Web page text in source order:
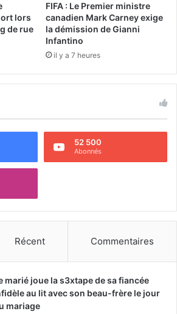
lors
de rue
FIFA : Le Premier ministre
canadien Mark Carney exige
la démission de Gianni
Infantino
il y a 7 heures
52 500
Abonnés
Récent Commentaires
marié joue la s3xtape de sa fiancée
au lit avec son beau-frère le jour
mariage